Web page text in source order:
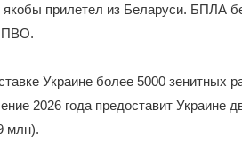
прилетел из Беларуси. БПЛА
ПВО.
Украине более 5000 зенитных
2026 года предоставит Украине
млн).